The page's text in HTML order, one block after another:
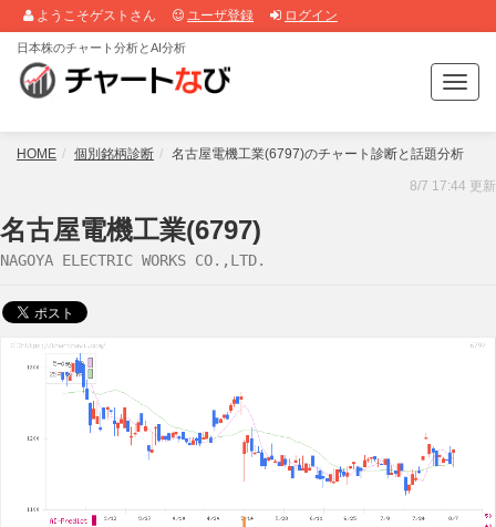
ようこそゲストさん ユーザ登録 ログイン
T
o
g
g
e
日本株のチャート分析とAI分析
HOME 個別銘柄診断 名古屋電機工業(6797)のチャート診断と話題分析
8/7 17:44 更新
名古屋電機工業(6797)
NAGOYA ELECTRIC WORKS CO.,LTD.